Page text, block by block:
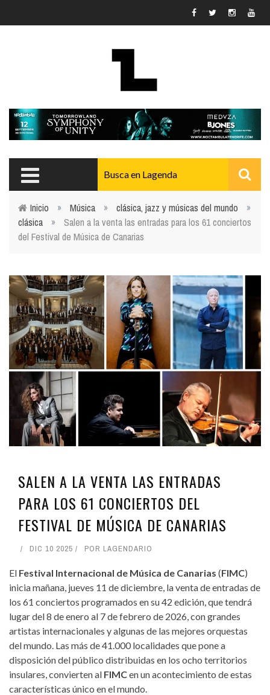
Usted está aquí
Inicio » Música » clásica, jazz y músicas del mundo
»
clásica
»
Salen a la venta las entradas para los 61 conciertos
del Festival de Música de Canarias
SALEN A LA VENTA LAS ENTRADAS
PARA LOS 61 CONCIERTOS DEL
FESTIVAL DE MÚSICA DE CANARIAS
DIC 10 2025 POR LAGENDARIO
El Festival Internacional de Música de Canarias (FIMC)
inicia mañana, jueves 11 de diciembre, la venta de entradas de
los 61 conciertos programados en su 42 edición, que tendrá
lugar del 8 de enero al 7 de febrero de 2026, con grandes
artistas internacionales y algunas de las mejores orquestas
del mundo. Las más de 41.000 localidades que pone a
disposición del público distribuidas en los ocho territorios
insulares, convierten al FIMCen un acontecimiento de estas
características único en el mundo.